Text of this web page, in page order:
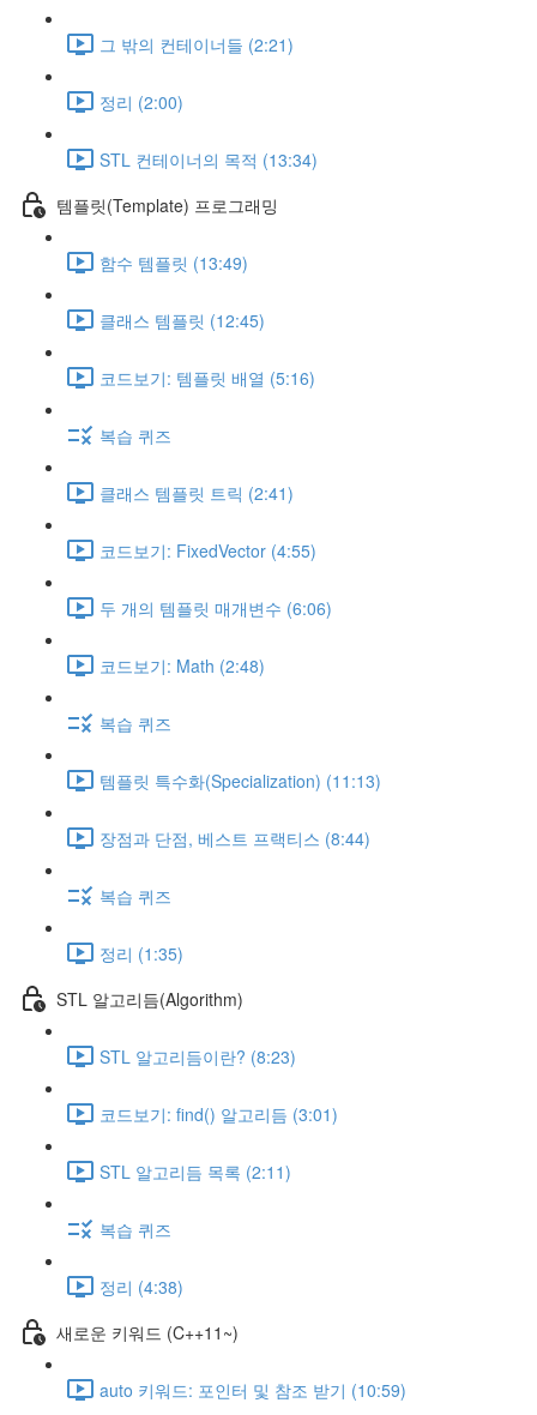
그 밖의 컨테이너들 (2:21)
정리 (2:00)
STL 컨테이너의 목적 (13:34)
템플릿(Template) 프로그래밍
함수 템플릿 (13:49)
클래스 템플릿 (12:45)
코드보기: 템플릿 배열 (5:16)
복습 퀴즈
클래스 템플릿 트릭 (2:41)
코드보기: FixedVector (4:55)
두 개의 템플릿 매개변수 (6:06)
코드보기: Math (2:48)
복습 퀴즈
템플릿 특수화(Specialization) (11:13)
장점과 단점, 베스트 프랙티스 (8:44)
복습 퀴즈
정리 (1:35)
STL 알고리듬(Algorithm)
STL 알고리듬이란? (8:23)
코드보기: find() 알고리듬 (3:01)
STL 알고리듬 목록 (2:11)
복습 퀴즈
정리 (4:38)
새로운 키워드 (C++11~)
auto 키워드: 포인터 및 참조 받기 (10:59)